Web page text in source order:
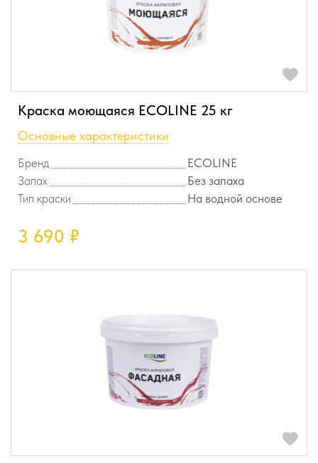
Краска моющаяся ECOLINE 25 кг
Основные характеристики
Бренд
ECOLINE
Запах
Без запаха
Тип краски
На водной основе
3 690 ₽